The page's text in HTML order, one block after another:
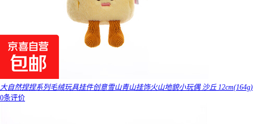
大自然捏捏系列毛绒玩具挂件创意雪山青山挂饰火山地貌小玩偶 沙丘 12cm(164g)
0条评价